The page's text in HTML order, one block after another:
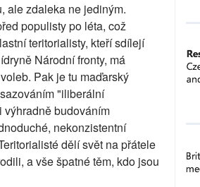
ale zdaleka ne jediným.
populisty po léta, což
teritorialisty, kteří sdílejí
Národní fronty, má
Pak je tu maďarský
"iliberální
výhradně budováním
nekonzistentní
dělí svět na přátele
a vše špatné těm, kdo jsou